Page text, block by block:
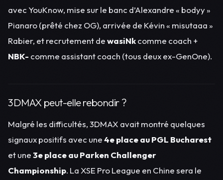
avec YouKnow, mise sur le banc d’Alexandre « bodyy »
Pianaro (prêté chez OG), arrivée de Kévin « misutaaa »
Rabier, et recrutement dewasiNkcomme coach +
NBK- comme assistant coach (tous deux ex-GenOne).
3DMAX peut-elle rebondir ?
Malgré les difficultés, 3DMAX avait montré quelques
signaux positifs avec une4e place au PGL Bucharest
et une3e place au Parken Challenger
Championship. La XSE Pro League en Chine sera le